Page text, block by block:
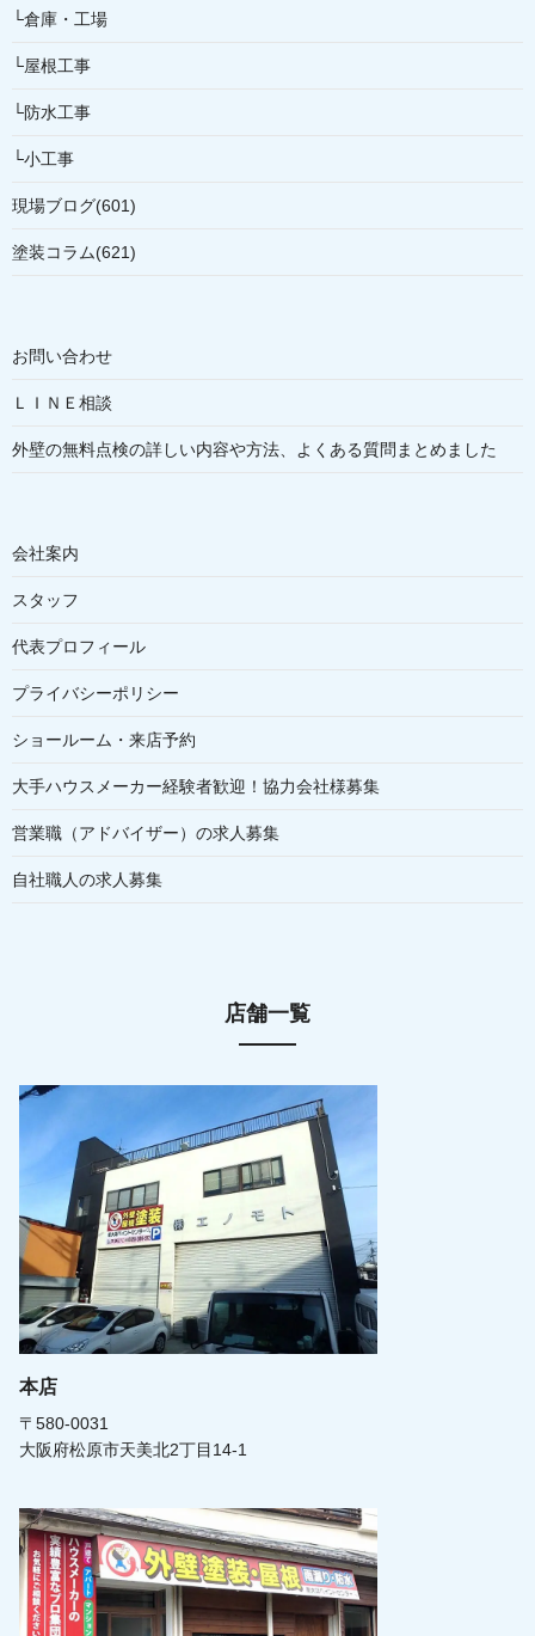
└倉庫・工場
└屋根工事
└防水工事
└小工事
現場ブログ(601)
塗装コラム(621)
お問い合わせ
ＬＩＮＥ相談
外壁の無料点検の詳しい内容や方法、よくある質問まとめました
会社案内
スタッフ
代表プロフィール
プライバシーポリシー
ショールーム・来店予約
大手ハウスメーカー経験者歓迎！協力会社様募集
営業職（アドバイザー）の求人募集
自社職人の求人募集
店舗一覧
本店
〒580-0031
大阪府松原市天美北2丁目14-1